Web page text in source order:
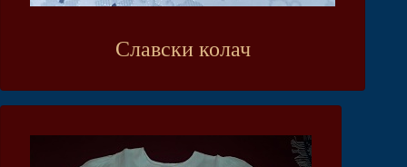
Славски колач